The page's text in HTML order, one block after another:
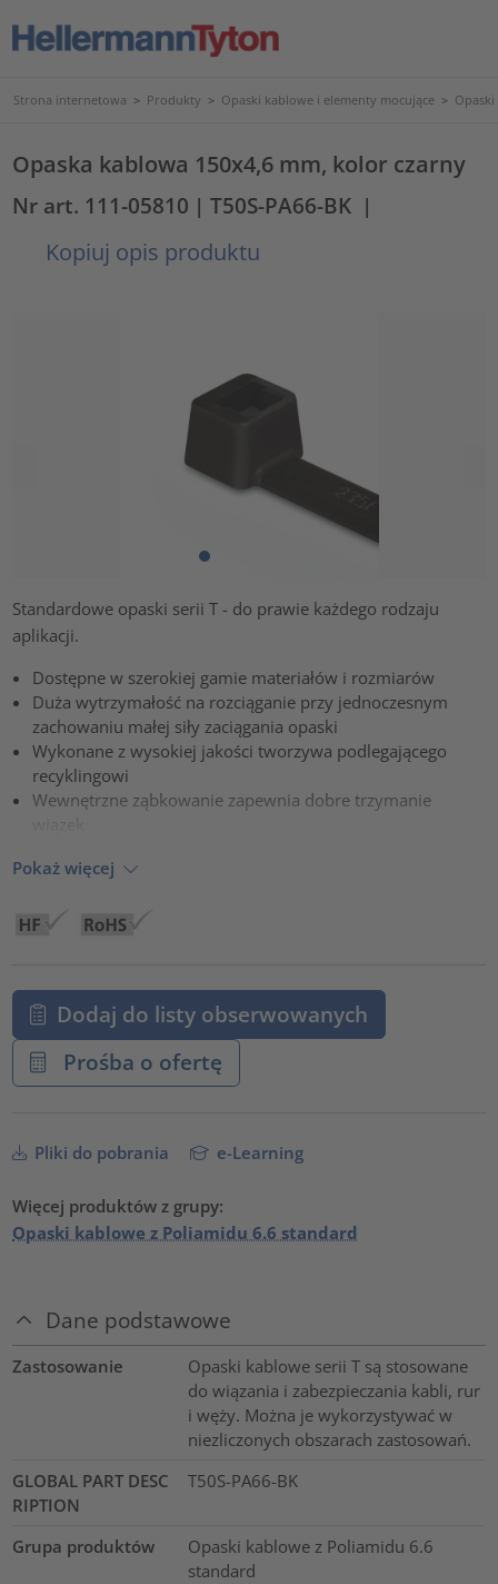
Strona internetowa > Produkty > Opaski kablowe i elementy mocujące >
Opaska kablowa 150x4,6 mm, kolor czarny
Nr art. 111-05810 | T50S-PA66-BK |
Kopiuj opis produktu
Standardowe opaski serii T - do prawie każdego rodzaju
aplikacji.
Dostępne w szerokiej gamie materiałów i rozmiarów
Duża wytrzymałość na rozciąganie przy jednoczesnym
zachowaniu małej siły zaciągania opaski
Wykonane z wysokiej jakości tworzywa podlegającego
recyklingowi
Wewnętrzne ząbkowanie zapewnia dobre trzymanie
Pokaż więcej
Dodaj do listy obserwowanych
Prośba o ofertę
Pliki do pobrania e-Learning
Więcej produktów z grupy:
Opaski kablowe z Poliamidu 6.6 standard
Dane podstawowe
Zastosowanie
Opaski kablowe serii T są stosowane
do wiązania i zabezpieczania kabli, rur
i węży. Można je wykorzystywać w
niezliczonych obszarach zastosowań.
GLOBAL PART DESC
RIPTION
T50S-PA66-BK
Grupa produktów
Opaski kablowe z Poliamidu 6.6
standard